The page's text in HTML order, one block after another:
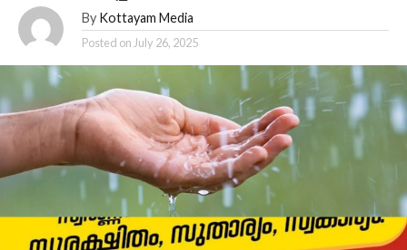
By Kottayam Media
Posted onJuly 26, 2025